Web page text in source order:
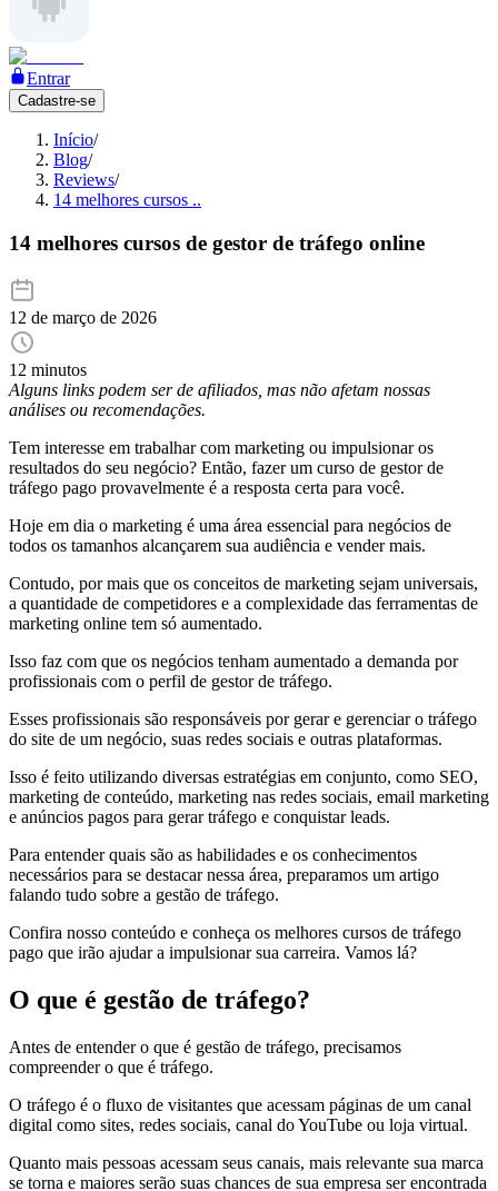
Entrar
Cadastre-se
Início/
Blog/
Reviews/
14 melhores cursos ..
14 melhores cursos de gestor de tráfego online
12 de março de 2026
12 minutos
Alguns links podem ser de afiliados, mas não afetam nossas
análises ou recomendações.
Tem interesse em trabalhar com marketing ou impulsionar os
resultados do seu negócio? Então, fazer um curso de gestor de
tráfego pago provavelmente é a resposta certa para você.
Hoje em dia o marketing é uma área essencial para negócios de
todos os tamanhos alcançarem sua audiência e vender mais.
Contudo, por mais que os conceitos de marketing sejam universais,
a quantidade de competidores e a complexidade das ferramentas de
marketing online tem só aumentado.
Isso faz com que os negócios tenham aumentado a demanda por
profissionais com o perfil de gestor de tráfego.
Esses profissionais são responsáveis por gerar e gerenciar o tráfego
do site de um negócio, suas redes sociais e outras plataformas.
Isso é feito utilizando diversas estratégias em conjunto, como SEO,
marketing de conteúdo, marketing nas redes sociais, email marketing
e anúncios pagos para gerar tráfego e conquistar leads.
Para entender quais são as habilidades e os conhecimentos
necessários para se destacar nessa área, preparamos um artigo
falando tudo sobre a gestão de tráfego.
Confira nosso conteúdo e conheça os melhores cursos de tráfego
pago que irão ajudar a impulsionar sua carreira. Vamos lá?
O que é gestão de tráfego?
Antes de entender o que é gestão de tráfego, precisamos
compreender o que é tráfego.
O tráfego é o fluxo de visitantes que acessam páginas de um canal
digital como sites, redes sociais, canal do YouTube ou loja virtual.
Quanto mais pessoas acessam seus canais, mais relevante sua marca
se torna e maiores serão suas chances de sua empresa ser encontrada